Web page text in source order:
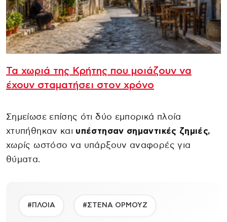
Τα χωριά της Κρήτης που μοιάζουν να
έχουν σταματήσει στον χρόνο
Σημείωσε επίσης ότι δύο εμπορικά πλοία
χτυπήθηκαν και υπέστησαν σημαντικές ζημιές,
χωρίς ωστόσο να υπάρξουν αναφορές για
θύματα.
#ΠΛΟΙΑ #ΣΤΕΝΑ ΟΡΜΟΥΖ